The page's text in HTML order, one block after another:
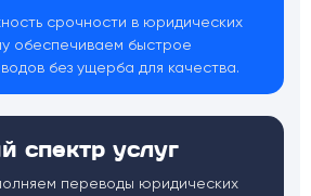
срочности в юридических
обеспечиваем быстрое
без ущерба для качества.
спектр услуг
переводы юридических